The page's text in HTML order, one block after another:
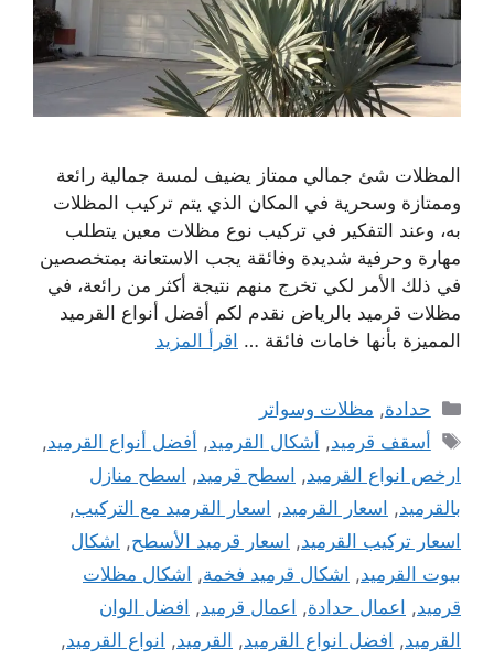
المظلات شئ جمالي ممتاز يضيف لمسة جمالية رائعة
وممتازة وسحرية في المكان الذي يتم تركيب المظلات
به، وعند التفكير في تركيب نوع مظلات معين يتطلب
مهارة وحرفية شديدة وفائقة يجب الاستعانة بمتخصصين
في ذلك الأمر لكي تخرج منهم نتيجة أكثر من رائعة، في
مظلات قرميد بالرياض نقدم لكم أفضل أنواع القرميد
المميزة بأنها خامات فائقة … اقرأ المزيد
التصنيفات
حدادة, مظلات وسواتر
الوسوم
أسقف قرميد, أشكال القرميد, أفضل أنواع القرميد,
ارخص انواع القرميد, اسطح قرميد, اسطح منازل
بالقرميد, اسعار القرميد, اسعار القرميد مع التركيب,
اسعار تركيب القرميد, اسعار قرميد الأسطح, اشكال
بيوت القرميد, اشكال قرميد فخمة, اشكال مظلات
قرميد, اعمال حدادة, اعمال قرميد, افضل الوان
القرميد, افضل انواع القرميد, القرميد, انواع القرميد,